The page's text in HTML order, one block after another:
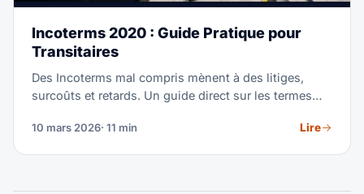
Incoterms 2020 : Guide Pratique pour
Transitaires
Des Incoterms mal compris mènent à des litiges,
surcoûts et retards. Un guide direct sur les termes
10 mars 2026· 11 min Lire